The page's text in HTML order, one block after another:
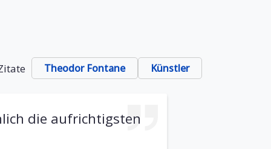
Theodor Fontane Künstler
die aufrichtigsten